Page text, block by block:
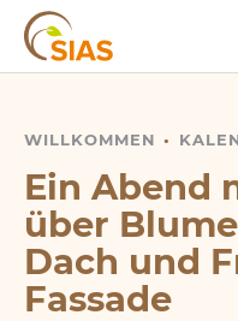
WILLKOMMEN
EIN ABEND MIT DEM
Ein Abend
über
Dach und
Fassade